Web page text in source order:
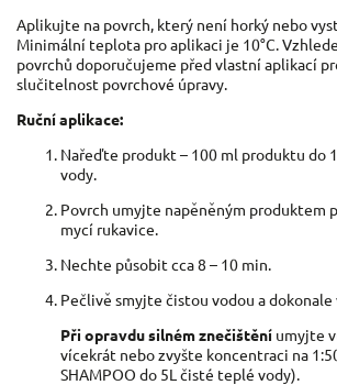
Aplikujte na povrch, který není horký nebo
Minimální teplota pro aplikaci je 10°C.
povrchů doporučujeme před vlastní aplikací
slučitelnost povrchové úpravy.
Ruční aplikace:
Nařeďte produkt – 100 ml produktu do
vody.
Povrch umyjte napěněným produktem
mycí rukavice.
Nechte působit cca 8 – 10 min.
Pečlivě smyjte čistou vodou a dokonale
Při opravdu silném znečištění umyjte
vícekrát nebo zvyšte koncentraci na
SHAMPOO do 5L čisté teplé vody).